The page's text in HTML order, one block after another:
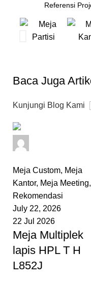
Referensi
Baca Juga
Kunjungi Blog Kami
Meja Custom, Meja
Kantor, Meja Meeting,
Rekomendasi
July 22, 2026
22 Jul 2026
Meja Multiplek
lapis HPL T H
L852J